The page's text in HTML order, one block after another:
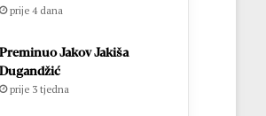
prije 4 dana
Preminuo Jakov Jakiša
Dugandžić
prije 3 tjedna